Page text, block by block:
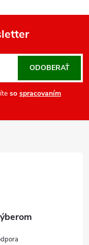
so spracovaním
ODOBERAŤ